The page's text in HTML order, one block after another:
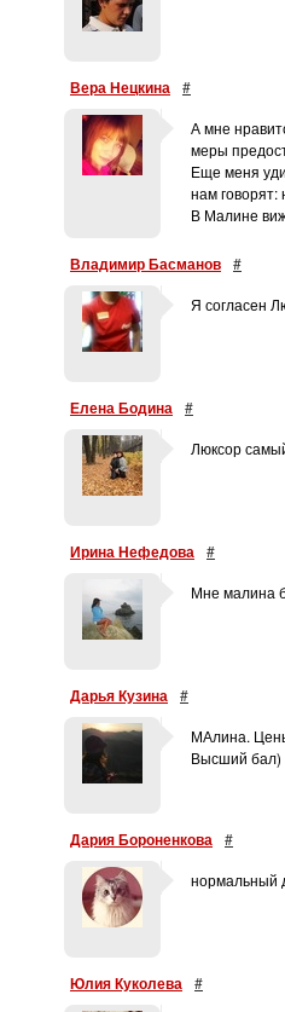
Вера Нецкина #
А мне
меры
Еще меня
нам
В Малине
Владимир Басманов #
Я согласен
Елена Бодина #
Люксор
Ирина Нефедова #
Мне малина
Дарья Кузина #
МАлина.
Высший бал)
Дария Бороненкова #
нормальный
Юлия Куколева #